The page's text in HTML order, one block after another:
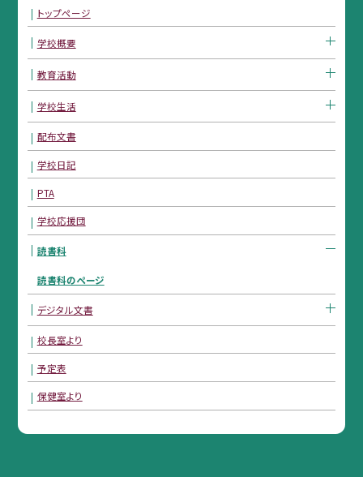
トップページ
学校概要
教育活動
学校生活
配布文書
学校日記
PTA
学校応援団
読書科
読書科のページ
デジタル文書
校長室より
予定表
保健室より